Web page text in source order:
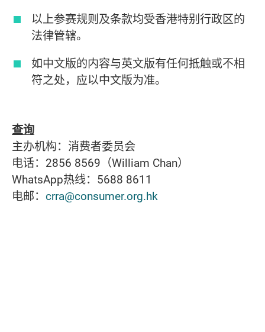
以上参赛规则及条款均受香港特别行政区的
法律管辖。
如中文版的内容与英文版有任何抵触或不相
符之处，应以中文版为准。
查询
主办机构：消费者委员会
电话：2856 8569（William Chan）
WhatsApp热线：5688 8611
电邮： crra@consumer.org.hk